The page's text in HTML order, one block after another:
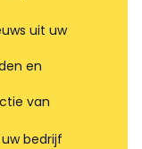
uit uw
en
van
bedrijf